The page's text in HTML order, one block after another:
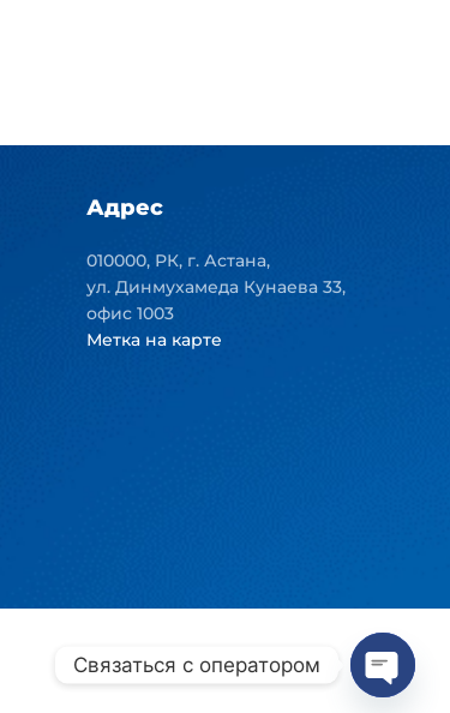
Адрес
010000, РК, г. Астана,
ул. Динмухамеда Кунаева 33,
офис 1003
Метка на карте
Связаться с оператором